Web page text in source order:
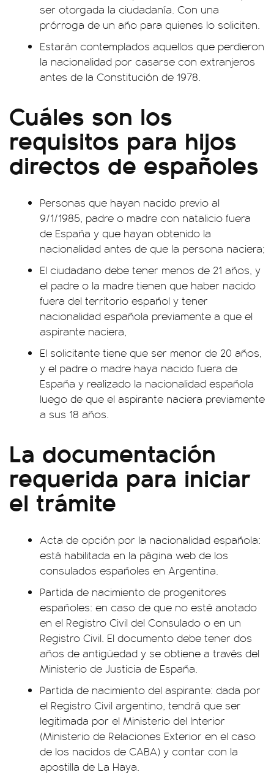
ser otorgada la ciudadanía. Con una
prórroga de un año para quienes lo soliciten.
Estarán contemplados aquellos que perdieron
la nacionalidad por casarse con extranjeros
antes de la Constitución de 1978.
Cuáles son los
requisitos para hijos
directos de españoles
Personas que hayan nacido previo al
9/1/1985, padre o madre con natalicio fuera
de España y que hayan obtenido la
nacionalidad antes de que la persona naciera;
El ciudadano debe tener menos de 21 años, y
el padre o la madre tienen que haber nacido
fuera del territorio español y tener
nacionalidad española previamente a que el
aspirante naciera,
El solicitante tiene que ser menor de 20 años,
y el padre o madre haya nacido fuera de
España y realizado la nacionalidad española
luego de que el aspirante naciera previamente
a sus 18 años.
La documentación
requerida para iniciar
el trámite
Acta de opción por la nacionalidad española:
está habilitada en la página web de los
consulados españoles en Argentina.
Partida de nacimiento de progenitores
españoles: en caso de que no esté anotado
en el Registro Civil del Consulado o en un
Registro Civil. El documento debe tener dos
años de antigüedad y se obtiene a través del
Ministerio de Justicia de España.
Partida de nacimiento del aspirante: dada por
el Registro Civil argentino, tendrá que ser
legitimada por el Ministerio del Interior
(Ministerio de Relaciones Exterior en el caso
de los nacidos de CABA) y contar con la
apostilla de La Haya.